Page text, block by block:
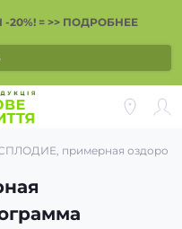
= >> ПОДРОБНЕЕ
примерная